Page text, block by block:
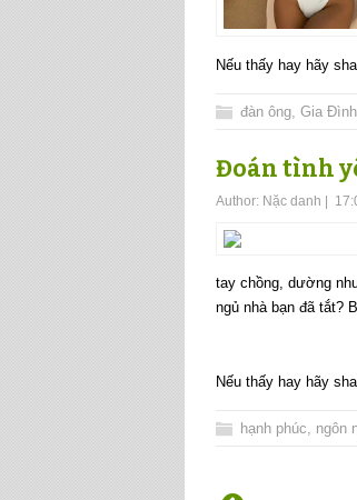
Nếu thấy hay hãy
đàn ông Gia Đình
Đoán tình
Author: Nặc danh |
tay chồng, dường
ngủ nhà bạn đã tắt?
Nếu thấy hay hãy
hạnh phúc ngôn